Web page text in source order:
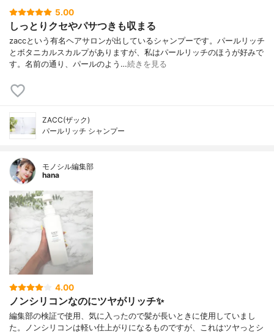
5.00
しっとりクセやパサつきも収まる
zaccという有名ヘアサロンが出しているシャンプーです。パールリッチ
とボタニカルスカルプがありますが、私はパールリッチのほうが好みで
す。名前の通り、パールのよう…続きを見る
ZACC(ザック)
パールリッチ シャンプー
モノシル編集部
hana
4.00
ノンシリコンなのにツヤがリッチ✨
編集部の検証で使用、気に入ったので髪が長いときに使用していまし
た。ノンシリコンは軽い仕上がりになるものですが、これはツヤっとシ